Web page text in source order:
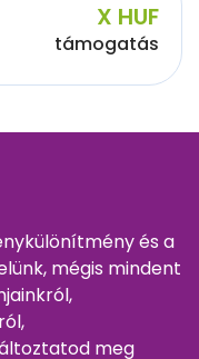
X HUF
támogatás
és a
mégis mindent
meg